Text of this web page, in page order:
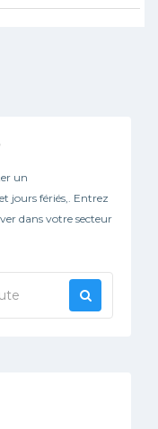
un
jours fériés,. Entrez
dans votre secteur